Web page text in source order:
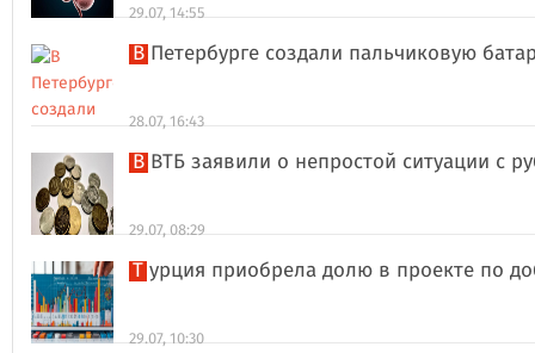
29.07, 14:55
В Петербурге создали пальчиковую
28.07, 16:43
В ВТБ заявили о непростой ситуации с
29.07, 08:29
Турция приобрела долю в проекте по
29.07, 10:30